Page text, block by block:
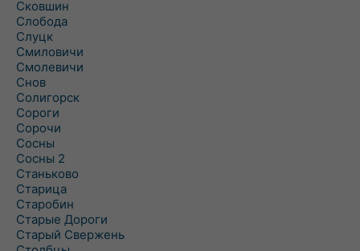
Сковшин
Слобода
Слуцк
Смиловичи
Смолевичи
Снов
Солигорск
Сороги
Сорочи
Сосны
Сосны 2
Станьково
Старица
Старобин
Старые Дороги
Старый Свержень